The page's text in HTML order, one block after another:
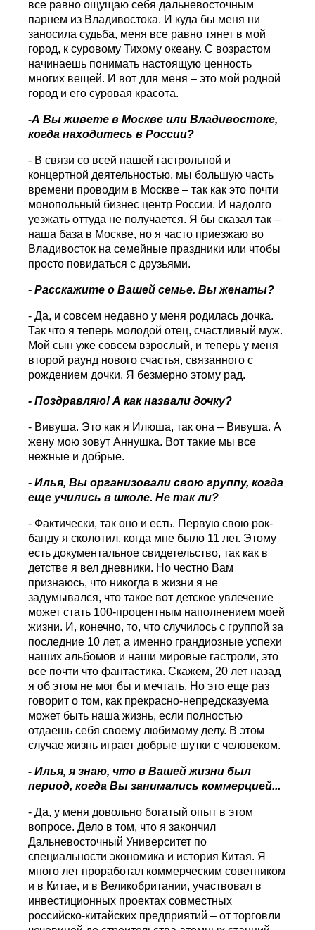
все равно ощущаю себя дальневосточным
парнем из Владивостока. И куда бы меня ни
заносила судьба, меня все равно тянет в мой
город, к суровому Тихому океану. С возрастом
начинаешь понимать настоящую ценность
многих вещей. И вот для меня – это мой родной
город и его суровая красота.
-А Вы живете в Москве или Владивостоке,
когда находитесь в России?
- В связи со всей нашей гастрольной и
концертной деятельностью, мы большую часть
времени проводим в Москве – так как это почти
монопольный бизнес центр России. И надолго
уезжать оттуда не получается. Я бы сказал так –
наша база в Москве, но я часто приезжаю во
Владивосток на семейные праздники или чтобы
просто повидаться с друзьями.
- Расскажите о Вашей семье. Вы женаты?
- Да, и совсем недавно у меня родилась дочка.
Так что я теперь молодой отец, счастливый муж.
Мой сын уже совсем взрослый, и теперь у меня
второй раунд нового счастья, связанного с
рождением дочки. Я безмерно этому рад.
- Поздравляю! А как назвали дочку?
- Вивуша. Это как я Илюша, так она – Вивуша. А
жену мою зовут Аннушка. Вот такие мы все
нежные и добрые.
- Илья, Вы организовали свою группу, когда
еще учились в школе. Не так ли?
- Фактически, так оно и есть. Первую свою рок-
банду я сколотил, когда мне было 11 лет. Этому
есть документальное свидетельство, так как в
детстве я вел дневники. Но честно Вам
признаюсь, что никогда в жизни я не
задумывался, что такое вот детское увлечение
может стать 100-процентным наполнением моей
жизни. И, конечно, то, что случилось с группой за
последние 10 лет, а именно грандиозные успехи
наших альбомов и наши мировые гастроли, это
все почти что фантастика. Скажем, 20 лет назад
я об этом не мог бы и мечтать. Но это еще раз
говорит о том, как прекрасно-непредсказуема
может быть наша жизнь, если полностью
отдаешь себя своему любимому делу. В этом
случае жизнь играет добрые шутки с человеком.
- Илья, я знаю, что в Вашей жизни был
период, когда Вы занимались коммерцией...
- Да, у меня довольно богатый опыт в этом
вопросе. Дело в том, что я закончил
Дальневосточный Университет по
специальности экономика и история Китая. Я
много лет проработал коммерческим советником
и в Китае, и в Великобритании, участвовал в
инвестиционных проектах совместных
российско-китайских предприятий – от торговли